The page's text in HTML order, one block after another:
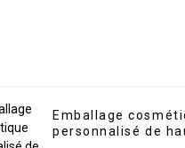
Emballage
personnalisé de